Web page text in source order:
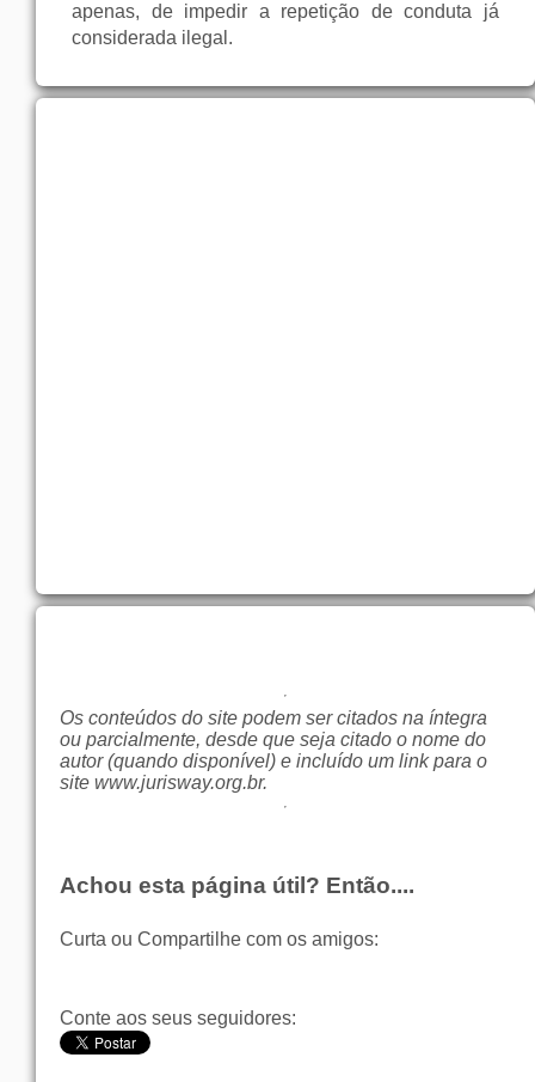
apenas, de impedir a repetição de conduta já
considerada ilegal.
Os conteúdos do site podem ser citados na íntegra
ou parcialmente, desde que seja citado o nome do
autor (quando disponível) e incluído um link para o
site www.jurisway.org.br.
Achou esta página útil? Então....
Curta ou Compartilhe com os amigos:
Conte aos seus seguidores: